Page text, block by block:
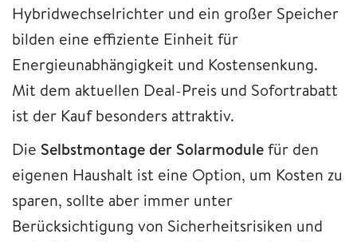
Hybridwechselrichter und ein großer Speicher
bilden eine effiziente Einheit für
Energieunabhängigkeit und Kostensenkung.
Mit dem aktuellen Deal-Preis und Sofortrabatt
ist der Kauf besonders attraktiv.
Die Selbstmontage der Solarmodulefür den
eigenen Haushalt ist eine Option, um Kosten zu
sparen, sollte aber immer unter
Berücksichtigung von Sicherheitsrisiken und